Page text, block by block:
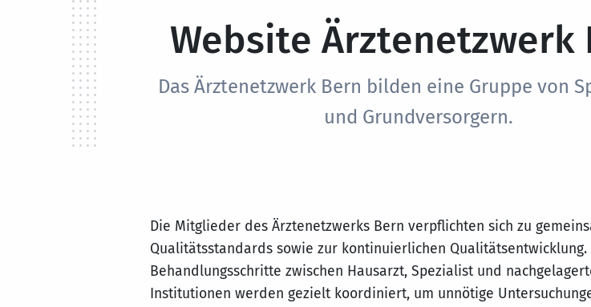
Website Ärztenetzwerk
Das Ärztenetzwerk Bern bilden eine Gruppe von
und Grundversorgern.
Die Mitglieder des Ärztenetzwerks Bern verpflichten sich zu
Qualitätsstandards sowie zur kontinuierlichen Qualitätsentwicklung.
Behandlungsschritte zwischen Hausarzt, Spezialist und
Institutionen werden gezielt koordiniert, um unnötige